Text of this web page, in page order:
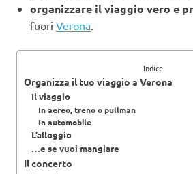
organizzare il viaggio vero e
fuori Verona
Indice
Organizza il tuo viaggio a Verona
Il viaggio
In aereo, treno o pullman
In automobile
L’alloggio
…e se vuoi mangiare
Il concerto